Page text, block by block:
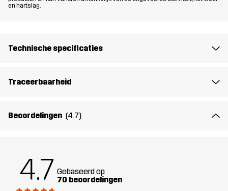
Elastaan
Materiaal 3
Elastaan
en hartslag.
Technische specificaties
Traceerbaarheid
Beoordelingen (4.7)
4.7 Gebaseerd op
70 beoordelingen